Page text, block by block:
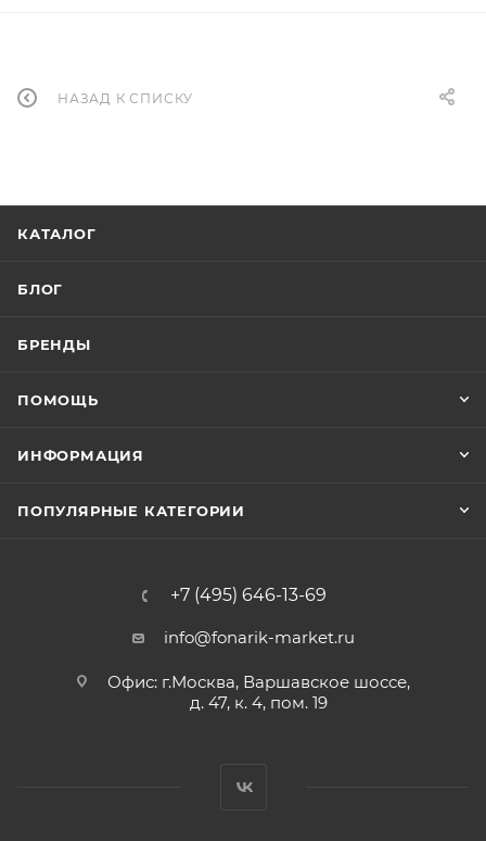
НАЗАД К СПИСКУ
КАТАЛОГ
БЛОГ
БРЕНДЫ
ПОМОЩЬ
ИНФОРМАЦИЯ
ПОПУЛЯРНЫЕ КАТЕГОРИИ
+7 (495) 646-13-69
info@fonarik-market.ru
Офис: г.Москва, Варшавское шоссе,
д. 47, к. 4, пом. 19